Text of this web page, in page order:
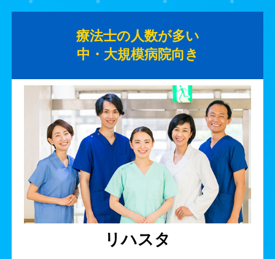
療法士の人数が多い
中・大規模病院向き
リハスタ